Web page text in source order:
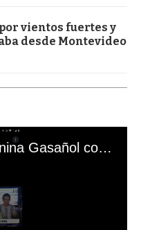
vientos fuertes y
desde Montevideo
El mal momento de Yanina Gasañol con un hincha argentino en "Subrayado"